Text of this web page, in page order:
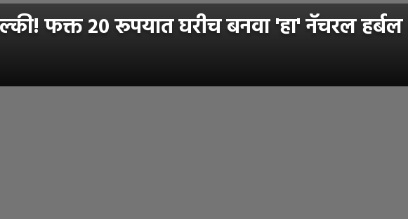
फक्त २० रूपयात घरीच बनवा 'हा' नॅचरल